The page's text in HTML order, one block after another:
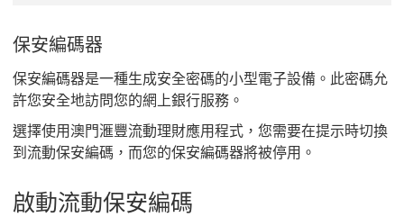
保安編碼器
保安編碼器是一種生成安全密碼的小型電子設備。此密碼允
許您安全地訪問您的網上銀行服務。
選擇使用澳門滙豐流動理財應用程式，您需要在提示時切換
到流動保安編碼，而您的保安編碼器將被停用。
啟動流動保安編碼